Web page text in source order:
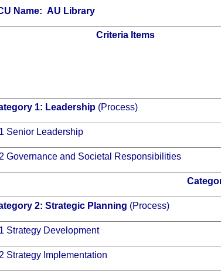
Name: AU Library
Criteria Items
1: Leadership (Process)
Senior Leadership
Governance and Societal Responsibilities
2: Strategic Planning (Process)
Strategy Development
Strategy Implementation